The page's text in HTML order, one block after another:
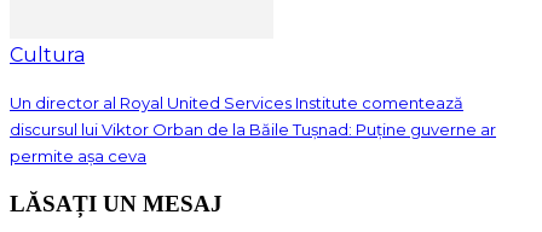
Cultura
Un director al Royal United Services Institute comentează
discursul lui Viktor Orban de la Băile Tușnad: Puține guverne ar
permite așa ceva
LĂSAȚI UN MESAJ